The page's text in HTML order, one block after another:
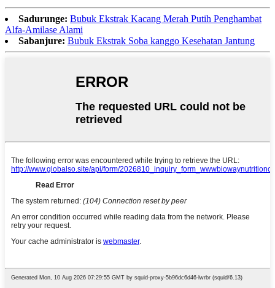
Sadurunge: Bubuk Ekstrak Kacang Merah Putih Penghambat
Alfa-Amilase Alami
Sabanjure: Bubuk Ekstrak Soba kanggo Kesehatan Jantung